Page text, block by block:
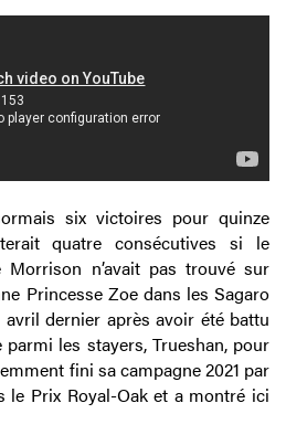
six victoires pour quinze
quatre consécutives si le
Morrison n’avait pas trouvé sur
Princesse Zoe dans les Sagaro
dernier après avoir été battu
les stayers, Trueshan, pour
fini sa campagne 2021 par
le Prix Royal-Oak et a montré ici